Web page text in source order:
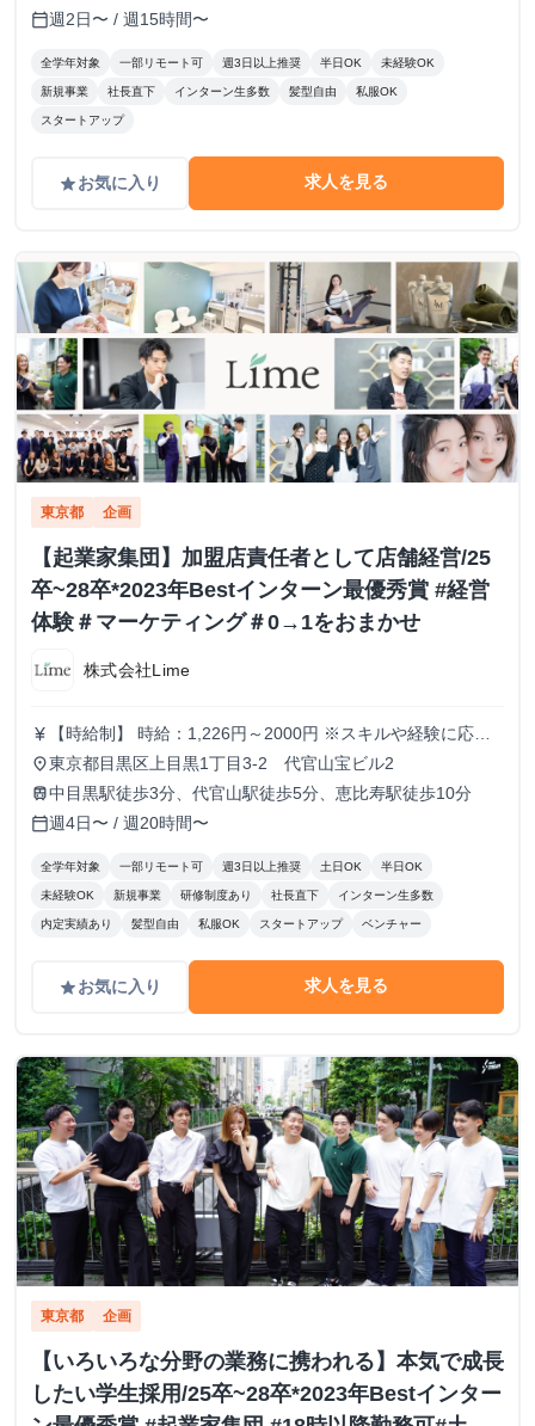
calendar_today週2日〜 / 週15時間〜
全学年対象 一部リモート可 週3日以上推奨 半日OK 未経験OK
新規事業 社長直下 インターン生多数 髪型自由 私服OK
スタートアップ
gradeお気に入り 求人を見る
東京都 企画
【起業家集団】加盟店責任者として店舗経営/25
卒~28卒*2023年Bestインターン最優秀賞 #経営
体験＃マーケティング＃0→1をおまかせ
株式会社Lime
currency_yen
【時給制】 時給：1,226円～2000円 ※スキルや経験に応じ
て昇給します。 【月給制】 尚、フルコミットできる方は月
給制もご用意しております。 月給: 230,000円〜 ※毎月行う
評価面談により毎月昇給の可能性あり ※年間の昇給平均額
80,000円 <モデル月収> 260,000円 /入社6ヶ月 330,000
円 /入社1年 400,000円 /入社1年半 500,000円 /入社2年
place東京都目黒区上目黒1丁目3-2 代官山宝ビル2
train中目黒駅徒歩3分、代官山駅徒歩5分、恵比寿駅徒歩10分
calendar_today週4日〜 / 週20時間〜
全学年対象 一部リモート可 週3日以上推奨 土日OK 半日OK
未経験OK 新規事業 研修制度あり 社長直下 インターン生多数
内定実績あり 髪型自由 私服OK スタートアップ ベンチャー
gradeお気に入り 求人を見る
東京都 企画
【いろいろな分野の業務に携われる】本気で成長
したい学生採用/25卒~28卒*2023年Bestインター